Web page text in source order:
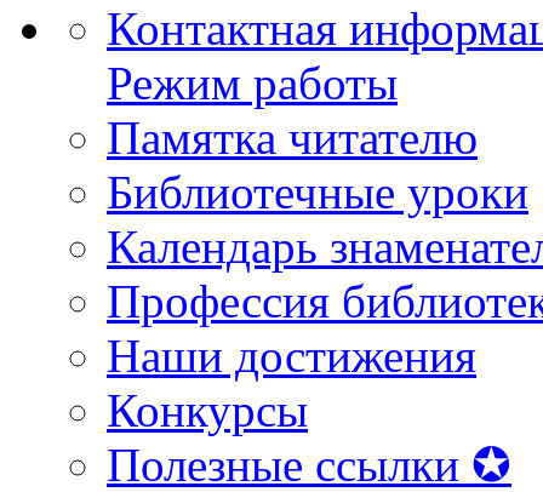
Контактная
Режим работы
Памятка читателю
Библиотечные уроки
Календарь
Профессия
Наши достижения
Конкурсы
Полезные ссылки ✪